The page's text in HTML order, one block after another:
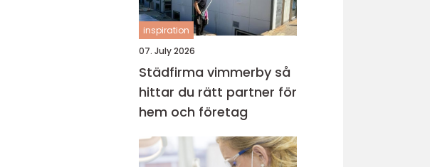
inspiration
07. July 2026
Städfirma vimmerby så
hittar du rätt partner för
hem och företag